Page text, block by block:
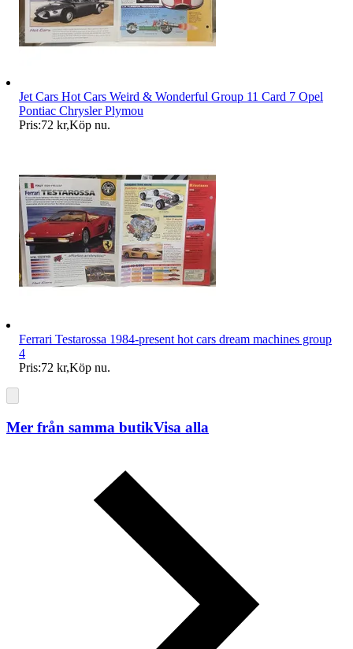
Jet Cars Hot Cars Weird & Wonderful Group 11 Card 7 Opel
Pontiac Chrysler Plymou
Pris:72 kr,Köp nu.
Ferrari Testarossa 1984-present hot cars dream machines group
4
Pris:72 kr,Köp nu.
Mer från samma butikVisa alla